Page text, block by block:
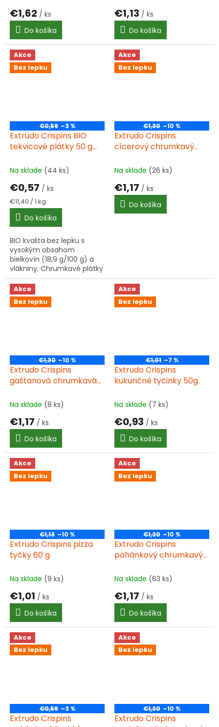
€1,62 / ks
Do košíka
€1,13 / ks
Do košíka
Akce
Bez lepku
€0,59 –3 %
Extrudo Crispins BIO
tekvicové plátky 50 g
Na sklade (44 ks)
€0,57 / ks
Jednotková
cena:
€11,40 / 1 kg
Do košíka
BIO kvalita bez lepku s
vysokým obsahom
bielkovín (18,9 g/100 g) a
vlákniny. Chrumkavé plátky
z ryžovej múky a
tekvicových semienok s
prírodnými koreninami.
Akce
Bez lepku
€1,30 –10 %
Extrudo Crispins
cícerový chrumkavý
Na sklade (26 ks)
€1,17 / ks
Do košíka
Akce
Bez lepku
€1,30 –10 %
Extrudo Crispins
gaštanová chrumkavá
Na sklade (8 ks)
€1,17 / ks
Do košíka
Akce
Bez lepku
€1,01 –7 %
Extrudo Crispins
kukuričné tyčinky 50g
Na sklade (7 ks)
€0,93 / ks
Do košíka
Akce
Bez lepku
€1,13 –10 %
Extrudo Crispins pizza
tyčky 60 g
Na sklade (9 ks)
€1,01 / ks
Do košíka
Akce
Bez lepku
€1,30 –10 %
Extrudo Crispins
pohánkový chrumkavý
BIO
Na sklade (63 ks)
€1,17 / ks
Do košíka
Akce
Bez lepku
€0,59 –3 %
Extrudo Crispins
Akce
Bez lepku
€1,30 –10 %
Extrudo Crispins